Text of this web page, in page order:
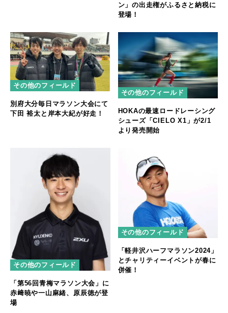
ン」の出走権がふるさと納税に
登場！
その他のフィールド
別府大分毎日マラソン大会にて
下田 裕太と岸本大紀が好走！
その他のフィールド
HOKAの最速ロードレーシング
シューズ「CIELO X1」が2/1
より発売開始
その他のフィールド
「第56回青梅マラソン大会」に
赤﨑暁や一山麻緒、原辰徳が登
場
その他のフィールド
「軽井沢ハーフマラソン2024」
とチャリティーイベントが春に
併催！